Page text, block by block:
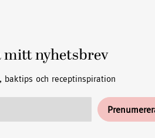
mitt nyhetsbrev
baktips och receptinspiration